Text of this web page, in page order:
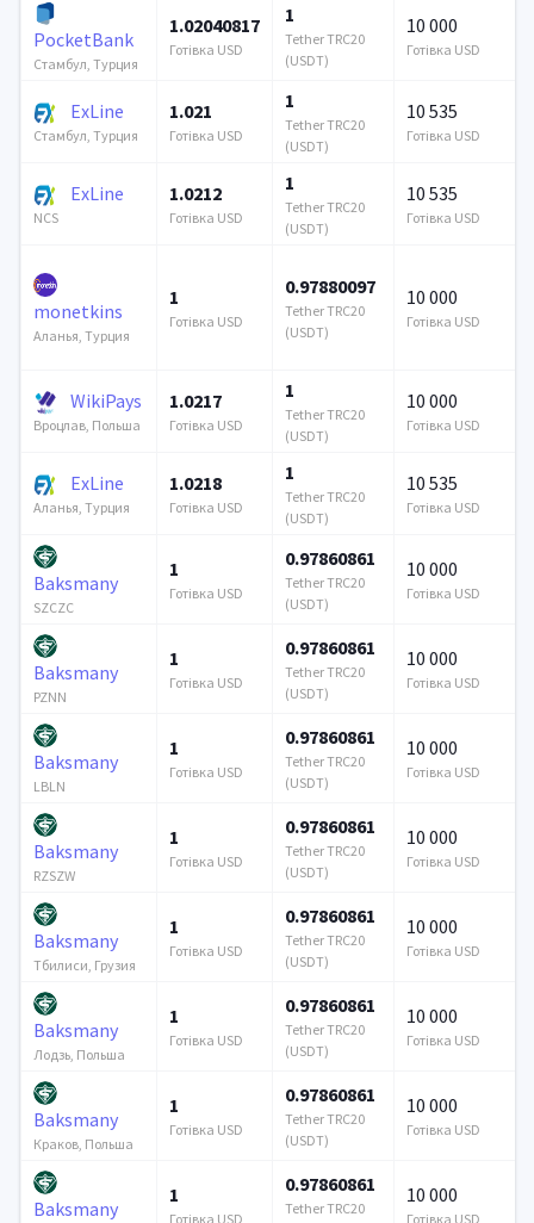
PocketBank
Стамбул, Турция
1.02040817
Готівка USD
1
Tether TRC20
(USDT)
10 000
Готівка USD
ExLine
Стамбул, Турция
1.021
Готівка USD
1
Tether TRC20
(USDT)
10 535
Готівка USD
ExLine
NCS
1.0212
Готівка USD
1
Tether TRC20
(USDT)
10 535
Готівка USD
monetkins
Аланья, Турция
1
Готівка USD
0.97880097
Tether TRC20
(USDT)
10 000
Готівка USD
WikiPays
Вроцлав, Польша
1.0217
Готівка USD
1
Tether TRC20
(USDT)
10 000
Готівка USD
ExLine
Аланья, Турция
1.0218
Готівка USD
1
Tether TRC20
(USDT)
10 535
Готівка USD
Baksmany
SZCZC
1
Готівка USD
0.97860861
Tether TRC20
(USDT)
10 000
Готівка USD
Baksmany
PZNN
1
Готівка USD
0.97860861
Tether TRC20
(USDT)
10 000
Готівка USD
Baksmany
LBLN
1
Готівка USD
0.97860861
Tether TRC20
(USDT)
10 000
Готівка USD
Baksmany
RZSZW
1
Готівка USD
0.97860861
Tether TRC20
(USDT)
10 000
Готівка USD
Baksmany
Тбилиси, Грузия
1
Готівка USD
0.97860861
Tether TRC20
(USDT)
10 000
Готівка USD
Baksmany
Лодзь, Польша
1
Готівка USD
0.97860861
Tether TRC20
(USDT)
10 000
Готівка USD
Baksmany
Краков, Польша
1
Готівка USD
0.97860861
Tether TRC20
(USDT)
10 000
Готівка USD
Baksmany
1
Готівка USD
0.97860861
Tether TRC20
10 000
Готівка USD